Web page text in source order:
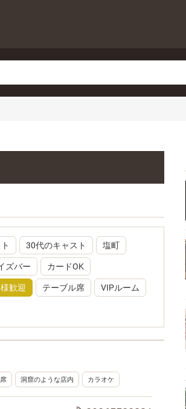
30代のキャスト 塩町
ズバー カードOK
歓迎 テーブル席 VIPルーム
洞窟のような店内 カラオケ